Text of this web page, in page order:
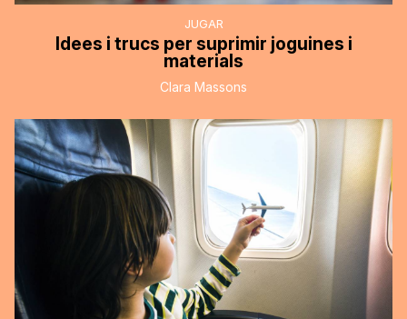
JUGAR
Idees i trucs per suprimir joguines i
materials
Clara Massons